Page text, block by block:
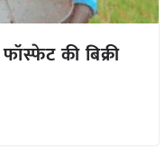
की बिक्री